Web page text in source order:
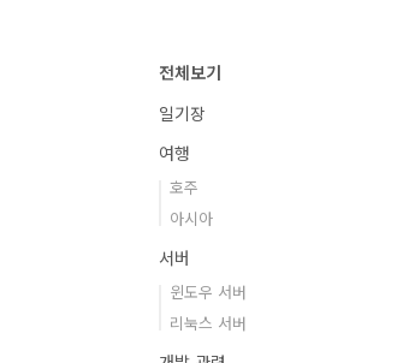
전체보기
일기장
여행
호주
아시아
서버
윈도우 서버
리눅스 서버